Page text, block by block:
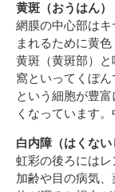
黄斑（おうはん）
網膜の中心部は
まれるために黄
黄斑（黄斑部）
窩といってくぼ
という細胞が豊
くなっています
白内障（はくない
虹彩の後ろにはレ
加齢や目の病気